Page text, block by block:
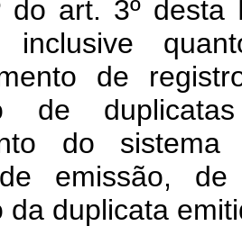
art. 3º desta
inclusive
de
de
do
emissão,
da duplicata